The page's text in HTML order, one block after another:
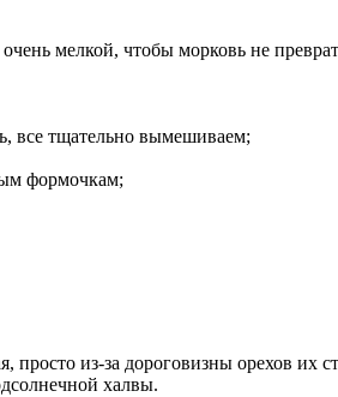
мелкой, чтобы морковь не
все тщательно вымешиваем;
формочкам;
просто из-за дороговизны орехов их
халвы.